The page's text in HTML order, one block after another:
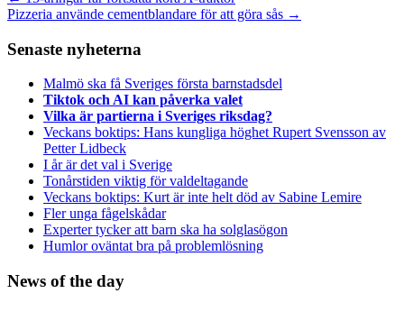
Pizzeria använde cementblandare för att göra sås →
Senaste nyheterna
Malmö ska få Sveriges första barnstadsdel
Tiktok och AI kan påverka valet
Vilka är partierna i Sveriges riksdag?
Veckans boktips: Hans kungliga höghet Rupert Svensson av
Petter Lidbeck
I år är det val i Sverige
Tonårstiden viktig för valdeltagande
Veckans boktips: Kurt är inte helt död av Sabine Lemire
Fler unga fågelskådar
Experter tycker att barn ska ha solglasögon
Humlor oväntat bra på problemlösning
News of the day